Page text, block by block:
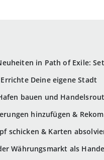
in Path of Exile:
Deine eigene Stadt
bauen und
hinzufügen &
schicken & Karten
Währungsmarkt als